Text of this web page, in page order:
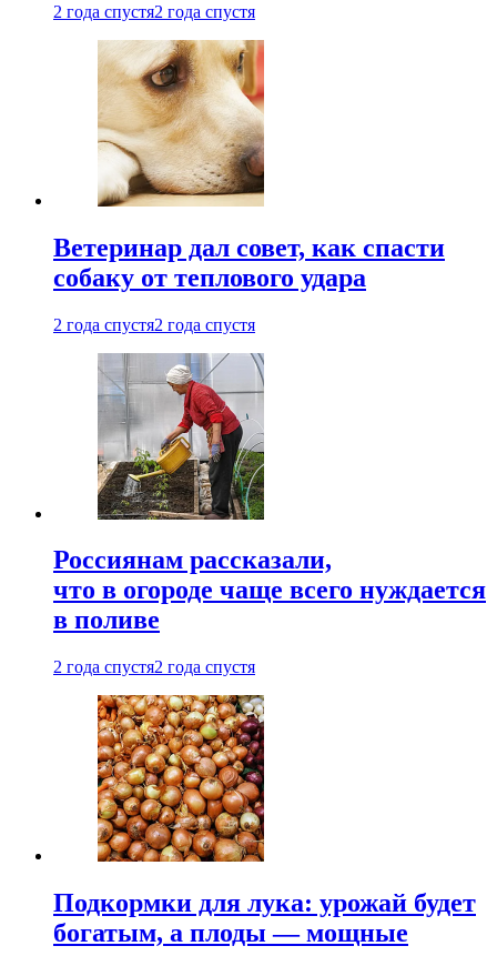
2 года спустя2 года спустя
Ветеринар дал совет, как спасти
собаку от теплового удара
2 года спустя2 года спустя
Россиянам рассказали,
что в огороде чаще всего нуждается
в поливе
2 года спустя2 года спустя
Подкормки для лука: урожай будет
богатым, а плоды — мощные